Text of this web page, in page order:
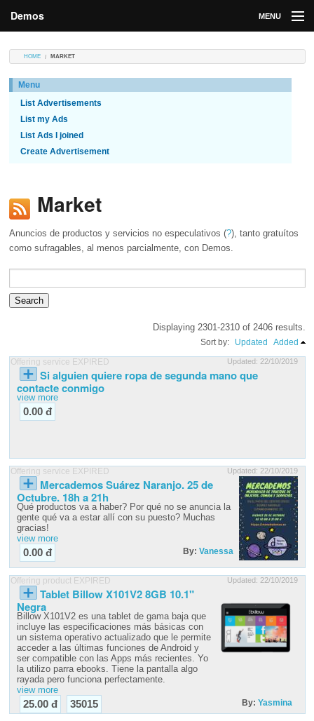
Demos MENU
Market
Contributors
HOME MARKET
Menu
List Advertisements
List my Ads
List Ads I joined
Create Advertisement
Market
Anuncios de productos y servicios no especulativos (?), tanto gratuítos
como sufragables, al menos parcialmente, con Demos.
Displaying 2301-2310 of 2406 results.
Sort by: Updated
Added
Offering service EXPIRED
Updated: 22/10/2019
Si alguien quiere ropa de segunda mano que
contacte conmigo
view more
0.00 đ
Offering service EXPIRED Updated: 22/10/2019
Mercademos Suárez Naranjo. 25 de
Octubre. 18h a 21h
Qué productos va a haber? Por qué no se anuncia la
gente qué va a estar allí con su puesto? Muchas
gracias!
view more
0.00 đ By: Vanessa
Offering product EXPIRED Updated: 22/10/2019
Tablet Billow X101V2 8GB 10.1"
Negra
Billow X101V2 es una tablet de gama baja que
incluye las especificaciones más básicas con
un sistema operativo actualizado que le permite
acceder a las últimas funciones de Android y
ser compatible con las Apps más recientes. Yo
la utilizo parra ebooks. Tiene la pantalla algo
rayada pero funciona perfectamente.
view more
25.00 đ 35015 By: Yasmina